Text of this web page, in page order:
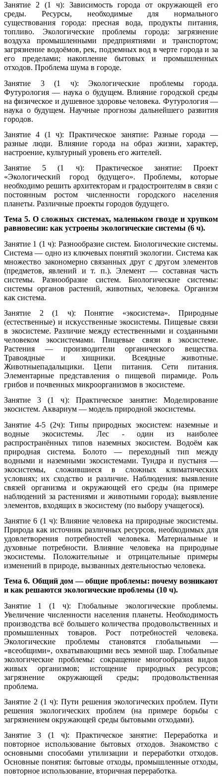
Занятие 2 (1 ч): Зависимость города от окружающей его
среды. Ресурсы, необходимые для нормального
существования города: пресная вода, продукты питания,
топливо. Экологические проблемы города: загрязнение
воздуха промышленными предприятиями и транспортом;
загрязнение водоёмов, рек, подземных вод в черте города и за
его пределами; накопление бытовых и промышленных
отходов. Проблема шума в городе.
Занятие 3 (1 ч): Экологические проблемы города.
Футурология — наука о будущем. Влияние городской среды
на физическое и душевное здоровье человека. Футурология —
наука о будущем. Научные прогнозы дальнейшего развития
городов.
Занятие 4 (1 ч): Практическое занятие: Разные города —
разные люди. Влияние города на образ жизни, характер,
настроение, культурный уровень его жителей.
Занятие 5 (1 ч): Практическое занятие: Проект
«Экологический город будущего». Проблемы, которые
необходимо решить архитекторам и градостроителям в связи с
постоянным ростом численности городского населения
планеты. Различные проекты городов будущего.
Тема 5. О сложных системах, маленьком гвозде и хрупком
равновесии: как устроены экологические системы (6 ч).
Занятие 1 (1 ч): Разнообразие систем. Биологические системы.
Система — одно из ключевых понятий экологии. Система как
множество закономерно связанных друг с другом элементов
(предметов, явлений и т. п.). Элемент — составная часть
системы. Разнообразие систем. Биологические системы:
системы органов растений, животных, человека. Организм
как система.
Занятие 2 (1 ч): Понятие «экосистема». Природные
(естественные) и искусственные экосистемы. Пищевые связи
в экосистеме. Различие между естественными и созданными
человеком экосистемами. Пищевые связи в экосистеме.
Растения — производители органического вещества.
Травоядные и хищники. Всеядные животные.
Животныепадалыцики. Цепи питания. Сети питания.
Элементарные представления о пищевой пирамиде. Роль
грибов и почвенных микроорганизмов в экосистеме.
Занятие 3 (1 ч): Практическое занятие: Моделирование
экосистем. Аквариум — модель природной экосистемы.
Занятие 4-5 (2ч): Типы природных экосистем: наземные и
водные экосистемы. Лес - один из наиболее
распространённых типов наземных экосистем. Водоём как
природная система. Болото — переходный тип между
водными и наземными экосистемами. Тундра и пустыня —
экосистемы, сложившиеся в сложных климатических
условиях; их сходство и различие. Наблюдения: выявление
связей организма и окружающей его среды (на примере
наблюдений за растениями и животными города); выявление
элементов, входящих в экосистему (по выбору учащегося).
Занятие 6 (1 ч): Влияние человека на природные экосистемы.
Природа как источник различных ресурсов, необходимых для
удовлетворения потребностей человека. Материальные и
духовные потребности. Влияние человека на природные
экосистемы. Положительные и отрицательные примеры
изменений в природе, вызванных деятельностью человека.
Тема 6. Общий дом — общие проблемы: почему возникают
и как решаются экологические проблемы (10 ч).
Занятие 1 (1 ч): Глобальные экологические проблемы.
Увеличение численности населения планеты. Необходимость
производства всё большего количества продовольственных и
промышленных товаров. Рост потребностей человека.
Экологические проблемы становятся глобальными —
«всеобщими», охватывающими весь земной шар. Глобальные
экологические проблемы: сокращение многообразия видов
живых организмов; истощение природных ресурсов;
загрязнение окружающей среды; продовольственная
проблема.
Занятие 2 (1 ч): Пути решения экологических проблем. Пути
решения экологических проблем (на примере борьбы с
загрязнением окружающей среды бытовыми отходами).
Занятие 3 (1 ч): Практическое занятие: Переработка и
повторное использование бытовых отходов. Знакомство с
основными способами утилизации и переработки отходов.
Основные понятия: бытовые отходы, промышленные отходы,
повторное использование, вторичная переработка.